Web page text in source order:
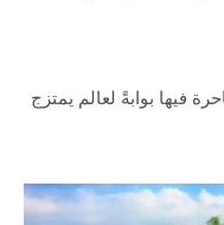
فيها بوابةً لعالم يمتزج